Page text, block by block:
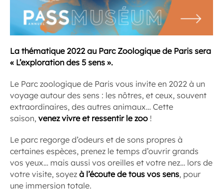
La thématique 2022 au Parc Zoologique de Paris sera
« L’exploration des 5 sens ».
Le Parc zoologique de Paris vous invite en 2022 à un
voyage autour des sens : les nôtres, et ceux, souvent
extraordinaires, des autres animaux… Cette
saison, venez vivre et ressentir le zoo !
Le parc regorge d’odeurs et de sons propres à
certaines espèces, prenez le temps d’ouvrir grands
vos yeux… mais aussi vos oreilles et votre nez… lors de
votre visite, soyez à l’écoute de tous vos sens, pour
une immersion totale.